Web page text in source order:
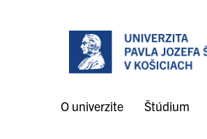
O univerzite Štúdium